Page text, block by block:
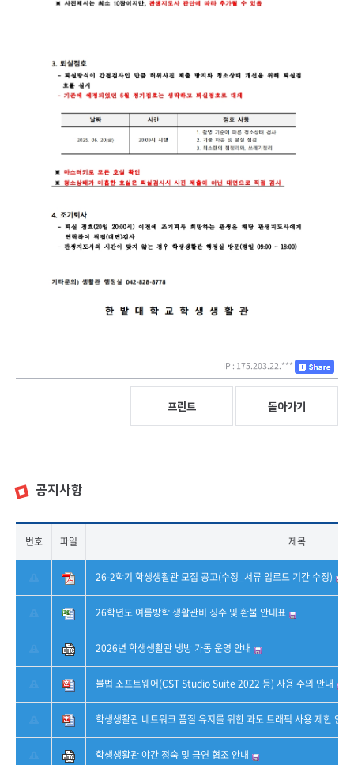
IP : 175.203.22.***
프린트 돌아가기
공지사항
번호 파일 제목
26-2학기 학생생활관 모집 공고(수정_서류 업로드 기간 수정)
26학년도 여름방학 생활관비 징수 및 환불 안내표
2026년 학생생활관 냉방 가동 운영 안내
불법 소프트웨어(CST Studio Suite 2022 등) 사용 주의 안내
학생생활관 네트워크 품질 유지를 위한 과도 트래픽 사용 제한 안내
학생생활관 야간 정숙 및 금연 협조 안내